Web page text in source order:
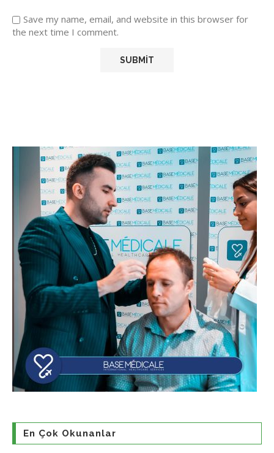
Save my name, email, and website in this browser for
the next time I comment.
En Çok Okunanlar